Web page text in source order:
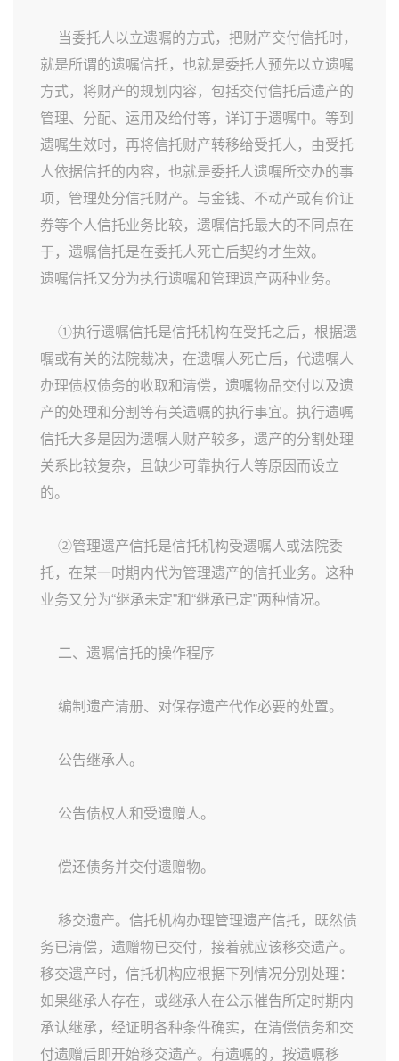
当委托人以立遗嘱的方式，把财产交付信托时，
就是所谓的遗嘱信托，也就是委托人预先以立遗嘱
方式，将财产的规划内容，包括交付信托后遗产的
管理、分配、运用及给付等，详订于遗嘱中。等到
遗嘱生效时，再将信托财产转移给受托人，由受托
人依据信托的内容，也就是委托人遗嘱所交办的事
项，管理处分信托财产。与金钱、不动产或有价证
券等个人信托业务比较，遗嘱信托最大的不同点在
于，遗嘱信托是在委托人死亡后契约才生效。
遗嘱信托又分为执行遗嘱和管理遗产两种业务。
①执行遗嘱信托是信托机构在受托之后，根据遗
嘱或有关的法院裁决，在遗嘱人死亡后，代遗嘱人
办理债权债务的收取和清偿，遗嘱物品交付以及遗
产的处理和分割等有关遗嘱的执行事宜。执行遗嘱
信托大多是因为遗嘱人财产较多，遗产的分割处理
关系比较复杂，且缺少可靠执行人等原因而设立
的。
②管理遗产信托是信托机构受遗嘱人或法院委
托，在某一时期内代为管理遗产的信托业务。这种
业务又分为“继承未定”和“继承已定”两种情况。
二、遗嘱信托的操作程序
编制遗产清册、对保存遗产代作必要的处置。
公告继承人。
公告债权人和受遗赠人。
偿还债务并交付遗赠物。
移交遗产。信托机构办理管理遗产信托，既然债
务已清偿，遗赠物已交付，接着就应该移交遗产。
移交遗产时，信托机构应根据下列情况分别处理：
如果继承人存在，或继承人在公示催告所定时期内
承认继承，经证明各种条件确实，在清偿债务和交
付遗赠后即开始移交遗产。有遗嘱的，按遗嘱移